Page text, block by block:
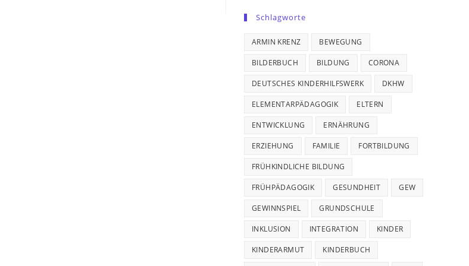
Schlagworte
ARMIN KRENZ BEWEGUNG
BILDERBUCH BILDUNG CORONA
DEUTSCHES KINDERHILFSWERK DKHW
ELEMENTARPÄDAGOGIK ELTERN
ENTWICKLUNG ERNÄHRUNG
ERZIEHUNG FAMILIE FORTBILDUNG
FRÜHKINDLICHE BILDUNG
FRÜHPÄDAGOGIK GESUNDHEIT GEW
GEWINNSPIEL GRUNDSCHULE
INKLUSION INTEGRATION KINDER
KINDERARMUT KINDERBUCH